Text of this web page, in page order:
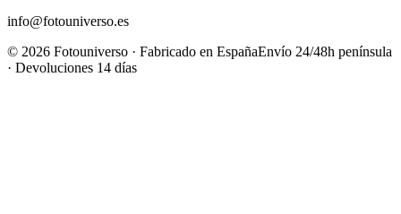
info@fotouniverso.es
© 2026 Fotouniverso · Fabricado en EspañaEnvío 24/48h península
· Devoluciones 14 días